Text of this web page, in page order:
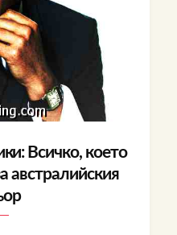
Всичко, което
австралийския